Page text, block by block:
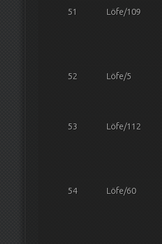
51 Löfe/109
52 Löfe/5
53 Löfe/112
54 Löfe/60